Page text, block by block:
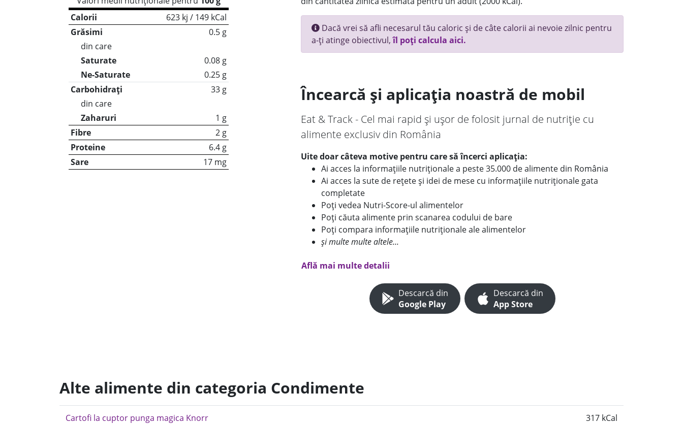
Calorii
623 kj / 149 kCal
Grăsimi
0.5 g
din care
Saturate
0.08 g
Ne-Saturate
0.25 g
Carbohidrați
33 g
din care
Zaharuri
1 g
Fibre
2 g
Proteine
6.4 g
Sare
17 mg
Dacă vrei să afli necesarul tău caloric și de câte calorii ai nevoie zilnic pentru
a-ți atinge obiectivul,îl poți calcula aici.
Încearcă și aplicația noastră de mobil
Eat & Track - Cel mai rapid și ușor de folosit jurnal de nutriție cu
alimente exclusiv din România
Uite doar câteva motive pentru care să încerci aplicația:
Ai acces la informațiile nutriționale a peste 35.000 de alimente din România
Ai acces la sute de rețete și idei de mese cu informațiile nutriționale gata
completate
Poți vedea Nutri-Score-ul alimentelor
Poți căuta alimente prin scanarea codului de bare
Poți compara informațiile nutriționale ale alimentelor
și multe multe altele...
Află mai multe detalii
Descarcă din
Google Play
Descarcă din
App Store
Alte alimente din categoria Condimente
Cartofi la cuptor punga magica Knorr 317 kCal